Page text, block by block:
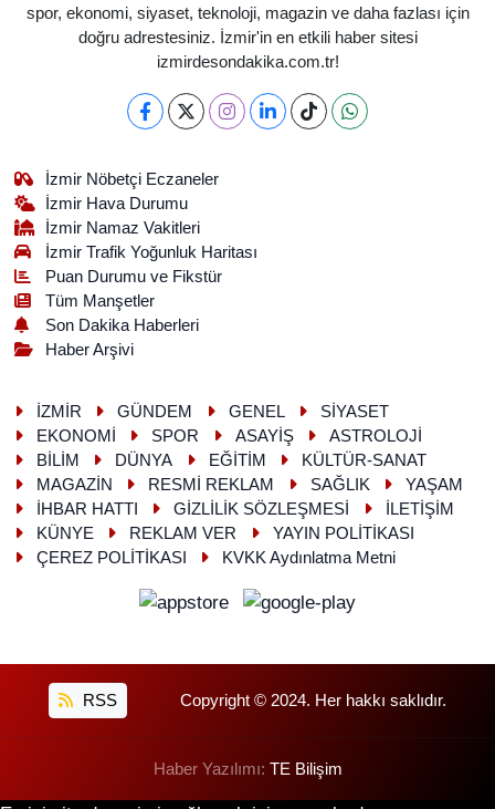
spor, ekonomi, siyaset, teknoloji, magazin ve daha fazlası için
doğru adrestesiniz. İzmir'in en etkili haber sitesi
izmirdesondakika.com.tr!
İzmir Nöbetçi Eczaneler
İzmir Hava Durumu
İzmir Namaz Vakitleri
İzmir Trafik Yoğunluk Haritası
Puan Durumu ve Fikstür
Tüm Manşetler
Son Dakika Haberleri
Haber Arşivi
İZMİR GÜNDEM GENEL
SİYASET
EKONOMİ
SPOR ASAYİŞ
ASTROLOJİ
BİLİM
DÜNYA EĞİTİM
KÜLTÜR-SANAT
MAGAZİN
RESMİ REKLAM SAĞLIK
YAŞAM
İHBAR HATTI
GİZLİLİK SÖZLEŞMESİ
İLETİŞİM
KÜNYE
REKLAM VER
YAYIN POLİTİKASI
ÇEREZ POLİTİKASI
KVKK Aydınlatma Metni
RSS Copyright © 2024. Her hakkı saklıdır.
Haber Yazılımı: TE Bilişim